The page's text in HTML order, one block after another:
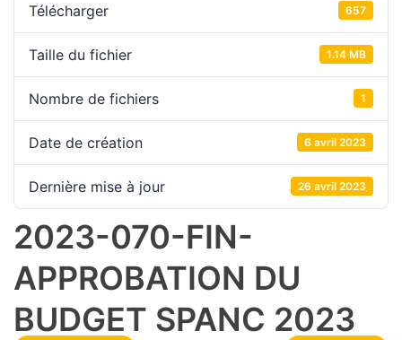
Télécharger 657
Taille du fichier 1.14 MB
Nombre de fichiers 1
Date de création 6 avril 2023
Dernière mise à jour 26 avril 2023
2023-070-FIN-
APPROBATION DU
BUDGET SPANC 2023